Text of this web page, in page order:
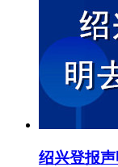
绍兴登报